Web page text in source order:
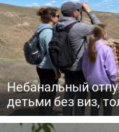
Небанальный
детьми без виз,